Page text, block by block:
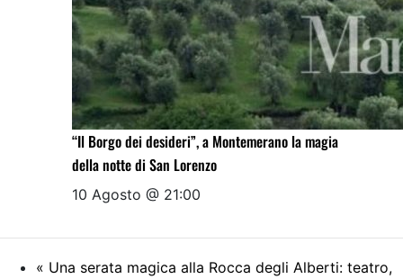
“Il Borgo dei desideri”, a Montemerano la magia
della notte di San Lorenzo
10 Agosto @ 21:00
« Una serata magica alla Rocca degli Alberti: teatro,